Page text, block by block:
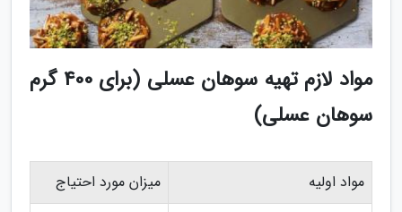
مواد لازم تهیه سوهان عسلی (برای 400 گرم
سوهان عسلی)
مواد اولیه میزان مورد احتیاج